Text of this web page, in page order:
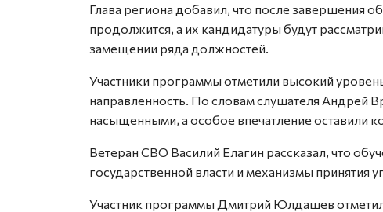
Глава региона добавил, что после завершения
продолжится, а их кандидатуры будут
замещении ряда должностей.
Участники программы отметили высокий
направленность. По словам слушателя Андрей
насыщенными, а особое впечатление оставили
Ветеран СВО Василий Елагин рассказал, что
государственной власти и механизмы принятия
Участник программы Дмитрий Юлдашев